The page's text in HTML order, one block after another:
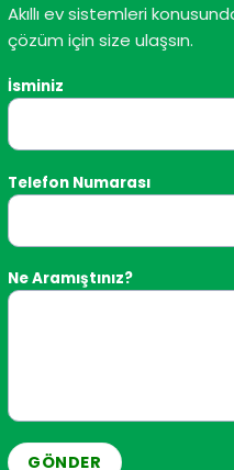
Akıllı ev sistemleri
çözüm için size ulaşsın.
İsminiz
Telefon Numarası
Ne Aramıştınız?
Her türlü mühendislik,